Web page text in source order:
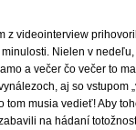
z videointerview
Nielen v
a večer čo večer to
aj so vstupom
musia vedieť! Aby
na hádaní